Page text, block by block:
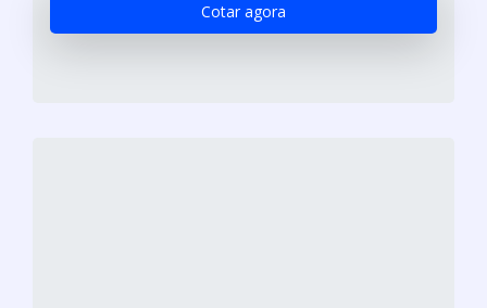
Cotar agora